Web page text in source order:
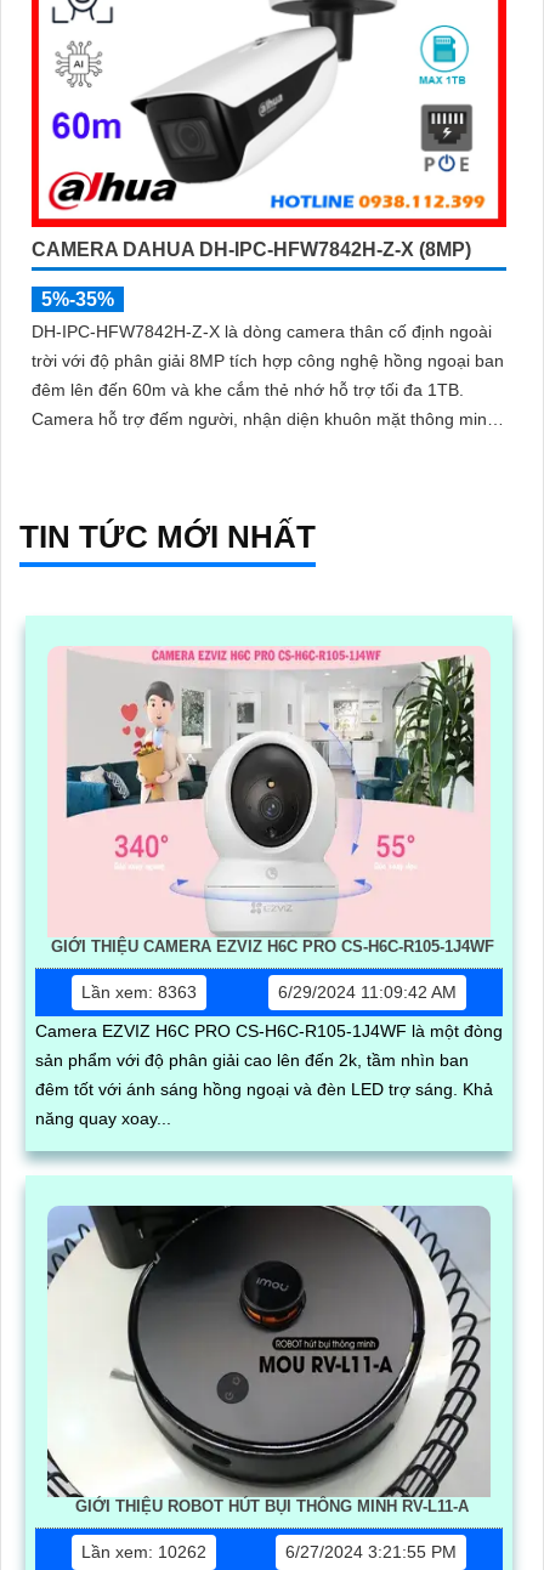
CAMERA DAHUA DH-IPC-HFW7842H-Z-X (8MP)
5%-35%
DH-IPC-HFW7842H-Z-X là dòng camera thân cố định ngoài
trời với độ phân giải 8MP tích hợp công nghệ hồng ngoại ban
đêm lên đến 60m và khe cắm thẻ nhớ hỗ trợ tối đa 1TB.
Camera hỗ trợ đếm người, nhận diện khuôn mặt thông minh,
TIN TỨC MỚI NHẤT
GIỚI THIỆU CAMERA EZVIZ H6C PRO CS-H6C-R105-1J4WF
Lần xem: 8363
6/29/2024 11:09:42 AM
Camera EZVIZ H6C PRO CS-H6C-R105-1J4WF là một đòng
sản phẩm với độ phân giải cao lên đến 2k, tầm nhìn ban
đêm tốt với ánh sáng hồng ngoại và đèn LED trợ sáng. Khả
năng quay xoay...
GIỚI THIỆU ROBOT HÚT BỤI THÔNG MINH RV-L11-A
Lần xem: 10262 6/27/2024 3:21:55 PM